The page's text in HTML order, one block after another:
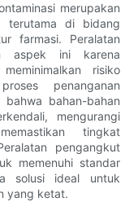
merupakan
terutama di bidang
farmasi. Peralatan
aspek ini karena
risiko
penanganan
bahwa bahan-bahan
mengurangi
tingkat
pengangkut
memenuhi standar
solusi ideal untuk
yang ketat.